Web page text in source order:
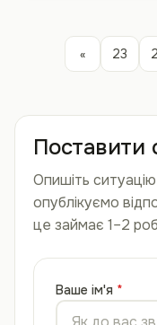
« 23
Поставити
Опишіть ситуацію
опублікуємо
це займає 1–2
Ваше ім'я